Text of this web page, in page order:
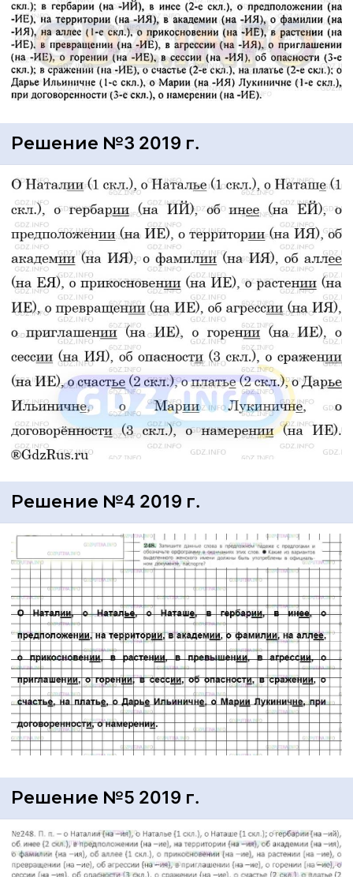
Решение №3 2019 г.
Решение №4 2019 г.
Решение №5 2019 г.